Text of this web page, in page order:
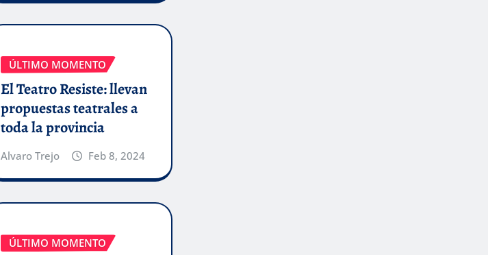
ÚLTIMO MOMENTO
El Teatro Resiste: llevan
propuestas teatrales a
toda la provincia
Alvaro Trejo Feb 8, 2024
ÚLTIMO MOMENTO